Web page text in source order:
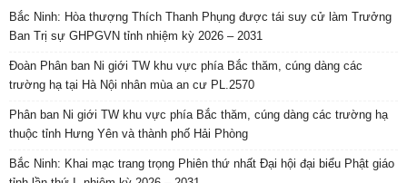
Bắc Ninh: Hòa thượng Thích Thanh Phụng được tái suy cử làm Trưởng
Ban Trị sự GHPGVN tỉnh nhiệm kỳ 2026 – 2031
Đoàn Phân ban Ni giới TW khu vực phía Bắc thăm, cúng dàng các
trường hạ tại Hà Nội nhân mùa an cư PL.2570
Phân ban Ni giới TW khu vực phía Bắc thăm, cúng dàng các trường hạ
thuộc tỉnh Hưng Yên và thành phố Hải Phòng
Bắc Ninh: Khai mạc trang trọng Phiên thứ nhất Đại hội đại biểu Phật giáo